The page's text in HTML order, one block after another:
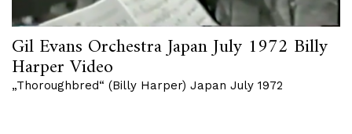
Gil Evans Orchestra Japan July 1972 Billy
Harper Video
„Thoroughbred“ (Billy Harper) Japan July 1972